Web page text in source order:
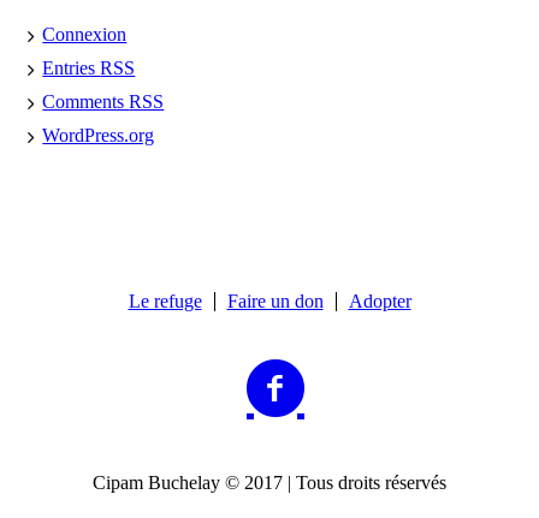
Connexion
EntriesRSS
CommentsRSS
WordPress.org
Le refuge Faire un don Adopter
Cipam Buchelay © 2017 | Tous droits réservés